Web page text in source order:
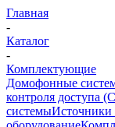
Главная
-
Каталог
-
Комплектующие
Домофонные
контроля доступа
системыИсточники